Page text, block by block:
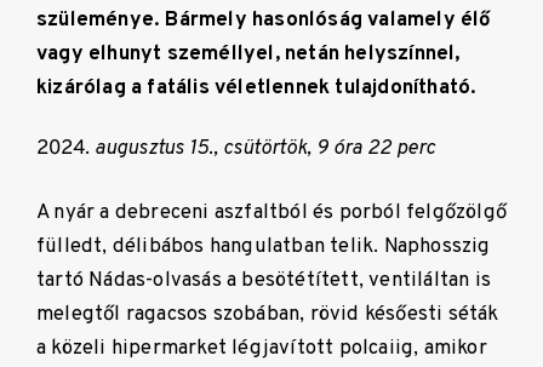
szüleménye. Bármely hasonlóság valamely élő
vagy elhunyt személlyel, netán helyszínnel,
kizárólag a fatális véletlennek tulajdonítható.
augusztus 15., csütörtök, 9 óra 22 perc
A nyár a debreceni aszfaltból és porból felgőzölgő
fülledt, délibábos hangulatban telik. Naphosszig
tartó Nádas-olvasás a besötétített, ventiláltan is
melegtől ragacsos szobában, rövid későesti séták
a közeli hipermarket légjavított polcaiig, amikor